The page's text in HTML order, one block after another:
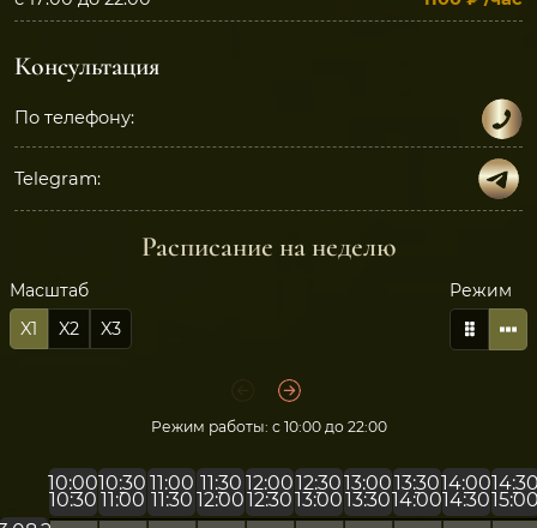
Консультация
По телефону:
Telegram:
Расписание на неделю
Масштаб
X1
X2 X3
Режим
Режим работы: с 10:00 до 22:00
10:00
-
10:30
10:30
-
11:00
11:00
-
11:30
11:30
-
12:00
12:00
-
12:30
12:30
-
13:00
13:00
-
13:30
13:30
-
14:00
14:00
-
14:30 -